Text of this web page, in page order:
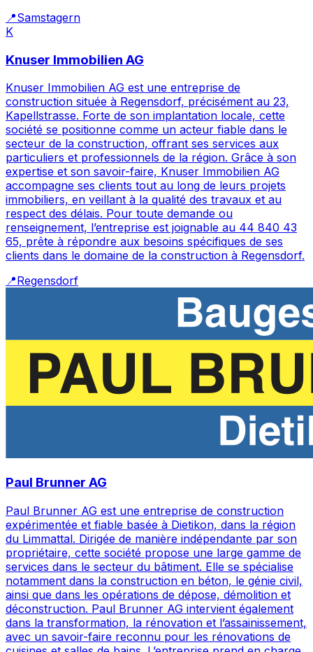
📍Samstagern
K
Knuser Immobilien AG
Knuser Immobilien AG est une entreprise de
construction située à Regensdorf, précisément au 23,
Kapellstrasse. Forte de son implantation locale, cette
société se positionne comme un acteur fiable dans le
secteur de la construction, offrant ses services aux
particuliers et professionnels de la région. Grâce à son
expertise et son savoir-faire, Knuser Immobilien AG
accompagne ses clients tout au long de leurs projets
immobiliers, en veillant à la qualité des travaux et au
respect des délais. Pour toute demande ou
renseignement, l’entreprise est joignable au 44 840 43
65, prête à répondre aux besoins spécifiques de ses
clients dans le domaine de la construction à Regensdorf.
📍Regensdorf
Paul Brunner AG
Paul Brunner AG est une entreprise de construction
expérimentée et fiable basée à Dietikon, dans la région
du Limmattal. Dirigée de manière indépendante par son
propriétaire, cette société propose une large gamme de
services dans le secteur du bâtiment. Elle se spécialise
notamment dans la construction en béton, le génie civil,
ainsi que dans les opérations de dépose, démolition et
déconstruction. Paul Brunner AG intervient également
dans la transformation, la rénovation et l’assainissement,
avec un savoir-faire reconnu pour les rénovations de